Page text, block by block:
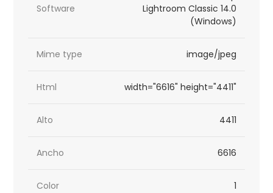
Software
Lightroom Classic 14.0
(Windows)
Mime type image/jpeg
Html width="6616" height="4411"
Alto 4411
Ancho 6616
Color 1